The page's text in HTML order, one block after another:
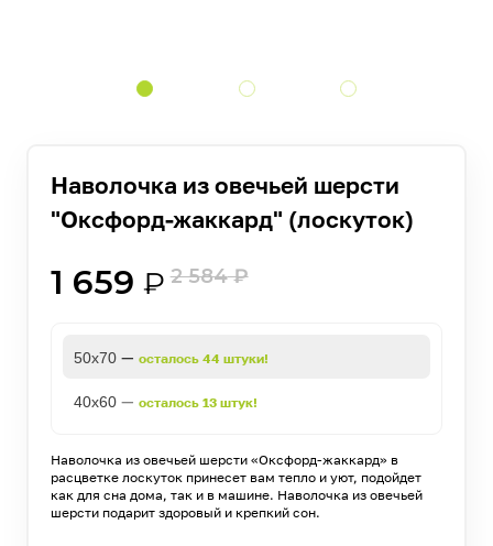
Наволочка из овечьей шерсти
"Оксфорд-жаккард" (лоскуток)
1 659 ₽ 2 584₽
50х70— осталось 44 штуки!
40х60— осталось 13 штук!
Наволочка из овечьей шерсти «Оксфорд-жаккард» в
расцветке лоскуток принесет вам тепло и уют, подойдет
как для сна дома, так и в машине. Наволочка из овечьей
шерсти подарит здоровый и крепкий сон.